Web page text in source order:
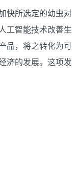
快所选定的幼虫对
工智能技术改善生
品，将之转化为可
济的发展。这项发